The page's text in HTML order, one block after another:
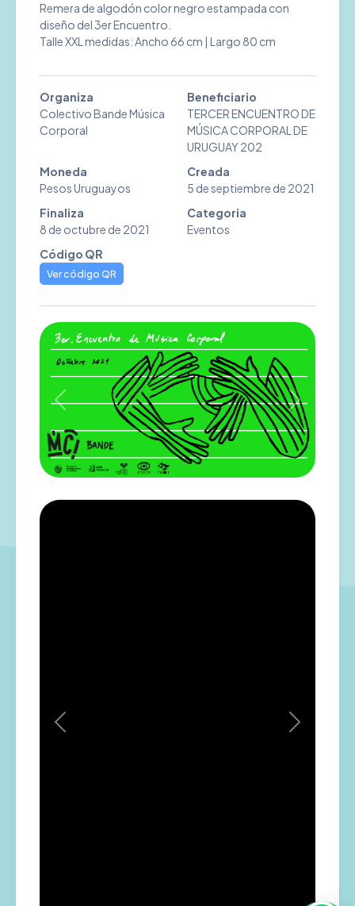
Remera de algodón color negro estampada con
diseño del 3er Encuentro.
Talle XXL medidas: Ancho 66 cm | Largo 80 cm
Organiza
Colectivo Bande Música
Corporal
Beneficiario
TERCER ENCUENTRO DE
MÚSICA CORPORAL DE
URUGUAY 202
Moneda
Pesos Uruguayos
Creada
5 de septiembre de 2021
Finaliza
8 de octubre de 2021
Categoria
Eventos
Código QR
Ver código QR
Previous Next
Previous Next